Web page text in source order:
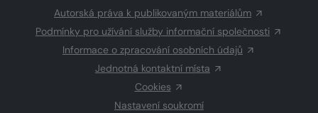
Autorská práva k publikovaným materiálům
Podmínky pro užívání služby informační společnosti
Informace o zpracování osobních údajů
Jednotná kontaktní místa
Cookies
Nastavení soukromí